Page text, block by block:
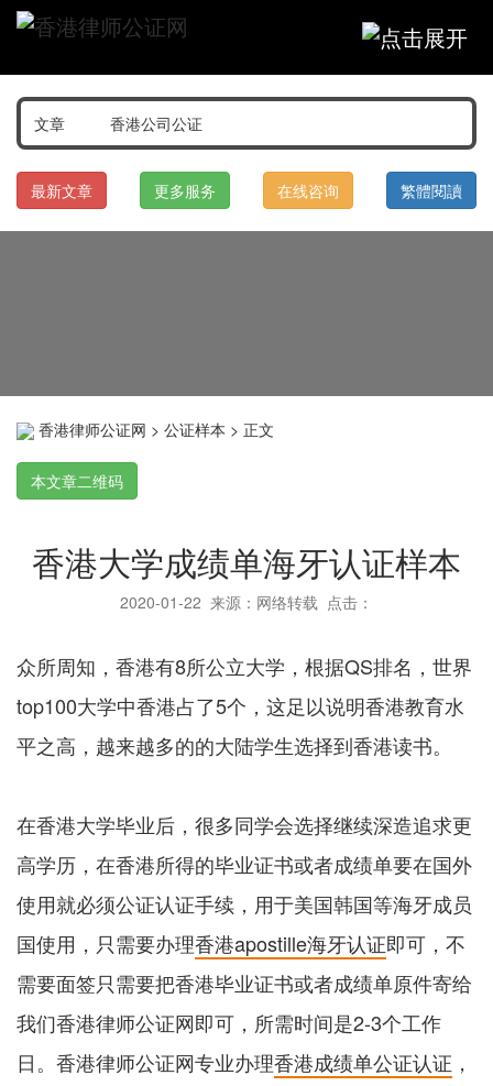
最新文章 更多服务 在线咨询 繁體閱讀
香港律师公证网 > 公证样本 > 正文
本文章二维码
香港大学成绩单海牙认证样本
2020-01-22 来源：网络转载 点击：
众所周知，香港有8所公立大学，根据QS排名，世界
top100大学中香港占了5个，这足以说明香港教育水
平之高，越来越多的的大陆学生选择到香港读书。
在香港大学毕业后，很多同学会选择继续深造追求更
高学历，在香港所得的毕业证书或者成绩单要在国外
使用就必须公证认证手续，用于美国韩国等海牙成员
国使用，只需要办理香港apostille海牙认证即可，不
需要面签只需要把香港毕业证书或者成绩单原件寄给
我们香港律师公证网即可，所需时间是2-3个工作
日。香港律师公证网专业办理香港成绩单公证认证 ，